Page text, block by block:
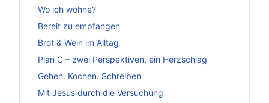
Wo ich wohne?
Bereit zu empfangen
Brot & Wein im Alltag
Plan G – zwei Perspektiven, ein Herzschlag
Gehen. Kochen. Schreiben.
Mit Jesus durch die Versuchung